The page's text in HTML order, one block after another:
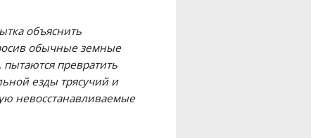
объяснить
обычные земные
превратить
езды трясучий и
невосстанавливаемые